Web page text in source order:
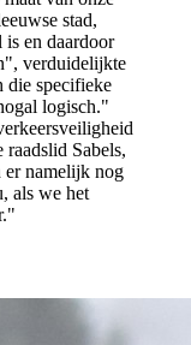
stad,
is en daardoor
verduidelijkte
die specifieke
logisch."
Sabels,
er namelijk nog
als we het